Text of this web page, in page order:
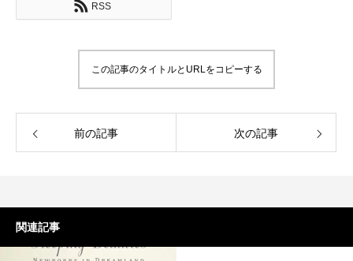
RSS
この記事のタイトルとURLをコピーする
前の記事 次の記事
関連記事